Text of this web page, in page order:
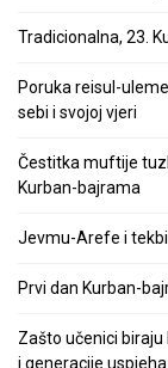
Tradicionalna, 23.
Poruka reisul-
sebi i svojoj vjeri
Čestitka muftije
Kurban-bajrama
Jevmu-Arefe i
Prvi dan Kurban-
Zašto učenici
i generacije uspjeha